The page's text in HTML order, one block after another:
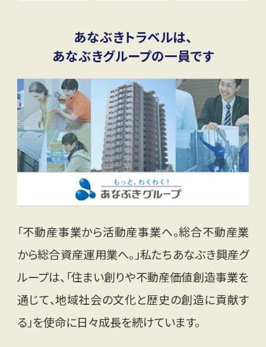
あなぶきトラベルは、
あなぶきグループの一員です
「不動産事業から活動産事業へ。総合不動産業
から総合資産運用業へ。」私たちあなぶき興産グ
ループは、「住まい創りや不動産価値創造事業を
通じて、地域社会の文化と歴史の創造に貢献す
る」を使命に日々成長を続けています。